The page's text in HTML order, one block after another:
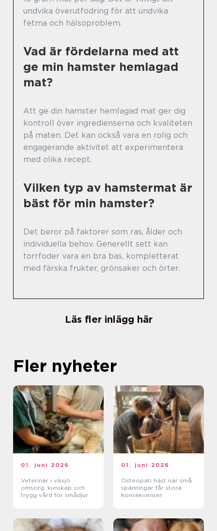
undvika överutfodring för att undvika
fetma och hälsoproblem.
Vad är fördelarna med att
ge min hamster hemlagad
mat?
Att ge din hamster hemlagad mat ger dig
kontroll över ingredienserna och kvaliteten
på maten. Det kan också vara en rolig och
engagerande aktivitet att experimentera
med olika recept.
Vilken typ av hamstermat är
bäst för min hamster?
Det beror på faktorer som ras, ålder och
individuella behov. Generellt sett kan
torrfoder vara en bra bas, kompletterat
med färska frukter, grönsaker och örter.
Läs fler inlägg här
Fler nyheter
01. juni 2026
Veterinär i växjö
omsorg, kunskap och
trygg vård för smådjur
01. juni 2026
Osteopati häst när små
spänningar får stora
konsekvenser